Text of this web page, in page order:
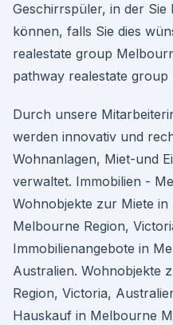
Geschirrspüler, in der Sie
können, falls Sie dies
realestate group
pathway realestate
Durch unsere
werden innovativ und
Wohnanlagen, Miet-und
verwaltet. Immobilien -
Wohnobjekte zur Miete
Melbourne Region,
Immobilienangebote in
Australien. Wohnobjekte
Region, Victoria,
Hauskauf in Melbourne